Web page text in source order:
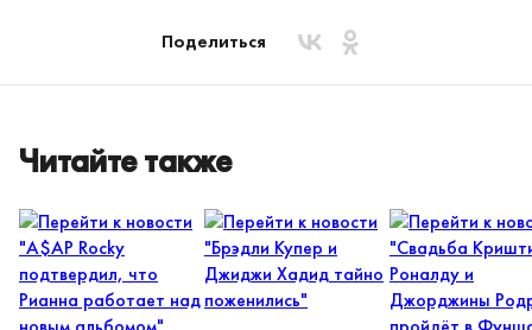
Поделиться
Читайте также